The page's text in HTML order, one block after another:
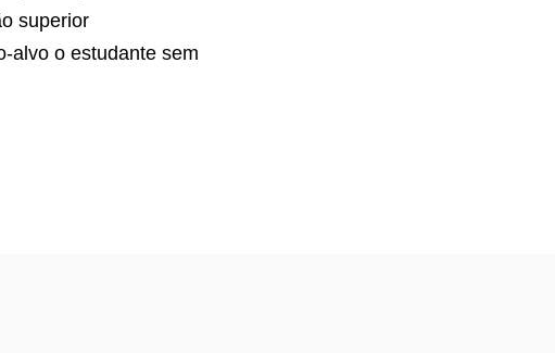
superior
alvo o estudante sem